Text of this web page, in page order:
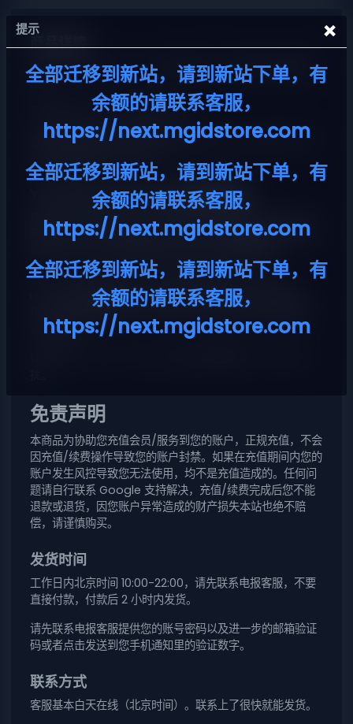
商品详情
YouTube Premium 个人版月付会员。到期可正常续费使
用。
正规官方充值，不会因欺诈封号。
该商品为协助您开通/续费充值您自己的 Google 账号。需
要您自备您的账号、密码。
YouTube Premium 包含哪些福利？
成为 YouTube Premium 会员后，你可以在 YouTube 上
观看视频，不受广告打扰。此外，你可以下载视频以供离线
YouTube Music Premium 包含在你的 YouTube
Premium 会员资格中。你可以下载 YouTube Music 应
用，并离线播放超过 1 亿首无广告打扰的歌曲，屏幕锁定也
没有关系。
免责声明
本商品为协助您充值会员/服务到您的账户，正规充值，不会
因充值/续费操作导致您的账户封禁。如果在充值期间内您的
账户发生风控导致您无法使用，均不是充值造成的。任何问
题请自行联系 Google 支持解决，充值/续费完成后您不能
退款或退货，因您账户异常造成的财产损失本站也绝不赔
偿，请谨慎购买。
发货时间
工作日内北京时间 10:00-22:00，请先联系电报客服，不要
直接付款，付款后 2 小时内发货。
请先联系电报客服提供您的账号密码以及进一步的邮箱验证
码或者点击发送到您手机通知里的验证数字。
联系方式
客服基本白天在线（北京时间）。联系上了很快就能发货。
提示 ×
全部迁移到新站，请到新站下单，有
余额的请联系客服，
https://next.mgidstore.com
全部迁移到新站，请到新站下单，有
余额的请联系客服，
https://next.mgidstore.com
全部迁移到新站，请到新站下单，有
余额的请联系客服，
https://next.mgidstore.com